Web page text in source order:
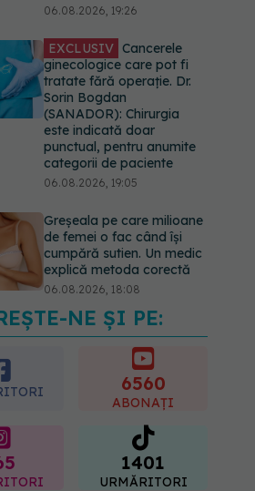
06.08.2026, 19:26
EXCLUSIV Cancerele
ginecologice care pot fi
tratate fără operație. Dr.
Sorin Bogdan
(SANADOR): Chirurgia
este indicată doar
punctual, pentru anumite
categorii de paciente
06.08.2026, 19:05
Greșeala pe care milioane
de femei o fac când își
cumpără sutien. Un medic
explică metoda corectă
06.08.2026, 18:08
EXCLUSIV De ce unele
paciente cu cancer de col
uterin nu mai ajung la
operație. Dr. Sorin Bogdan
(SANADOR): Intervenția
chirurgicală, doar în situații
06.08.2026, 20:45
NE ȘI PE:
6560
ABONAȚI
1401
URMĂRITORI